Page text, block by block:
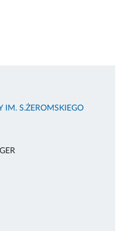
IM. S.ŻEROMSKIEGO